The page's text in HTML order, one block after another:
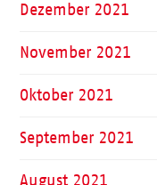
Dezember 2021
November 2021
Oktober 2021
September 2021
August 2021